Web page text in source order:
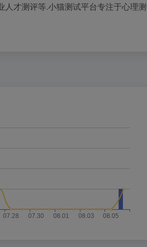
才测评等.小猫测试平台专注于心理